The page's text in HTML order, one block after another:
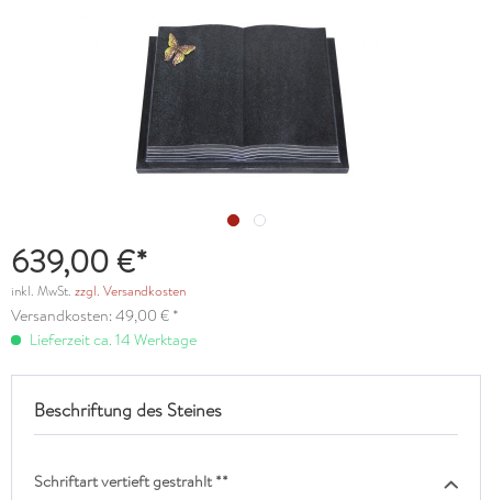
639,00 €*
inkl. MwSt. zzgl. Versandkosten
Versandkosten: 49,00 € *
Lieferzeit ca. 14 Werktage
Beschriftung des Steines
Schriftart vertieft gestrahlt **